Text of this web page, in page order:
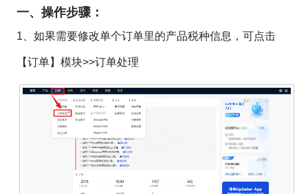
一、操作步骤：
1、如果需要修改单个订单里的产品税种信息，可点击
【订单】模块>>订单处理